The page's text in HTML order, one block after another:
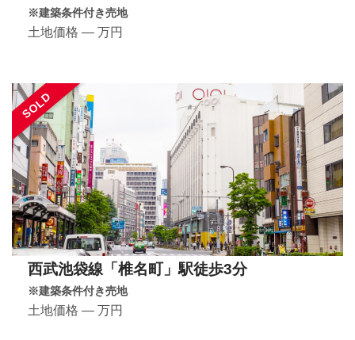
※建築条件付き売地
土地価格 ― 万円
SOLD
西武池袋線「椎名町」駅徒歩3分
※建築条件付き売地
土地価格 ― 万円